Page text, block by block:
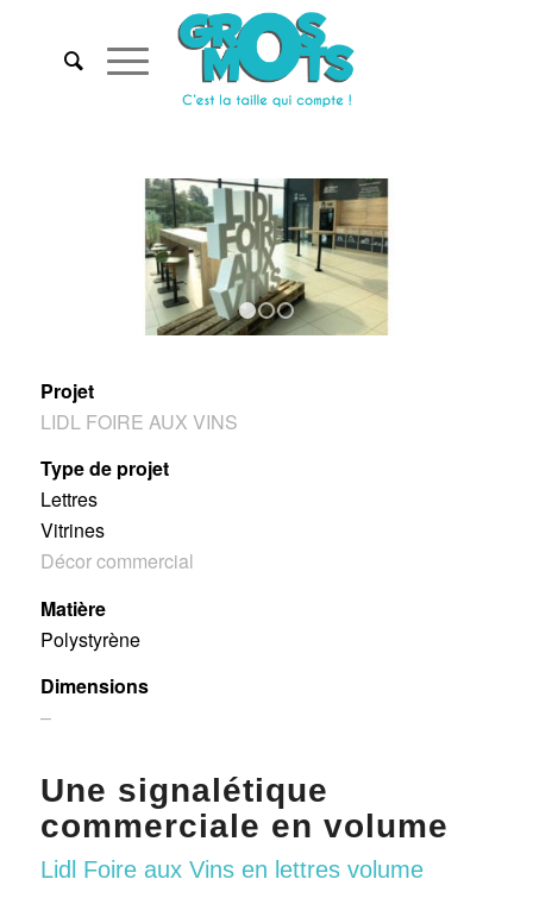
Suivant
1
Projet
LIDL FOIRE AUX VINS
Type de projet
Lettres
Vitrines
Décor commercial
Matière
Polystyrène
Dimensions
–
Une signalétique
commerciale en volume
Lidl Foire aux Vins en lettres volume